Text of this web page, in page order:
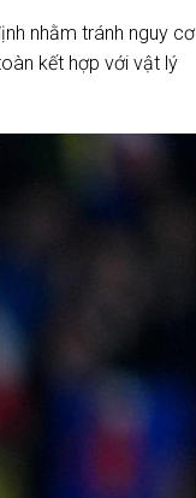
nhằm tránh nguy cơ
kết hợp với vật lý